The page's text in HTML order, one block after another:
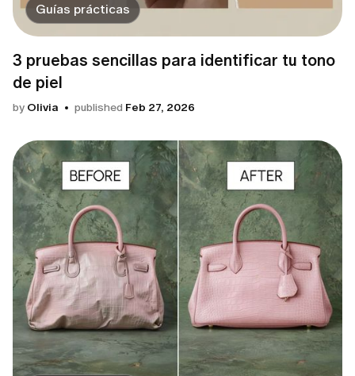
Guías prácticas
3 pruebas sencillas para identificar tu tono
de piel
by Olivia published Feb 27, 2026